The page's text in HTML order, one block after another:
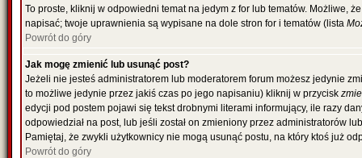
To proste, kliknij w odpowiedni temat na jedym z for lub tematów. Możliwe,
napisać; twoje uprawnienia są wypisane na dole stron for i tematów (lista
Powrót do góry
Jak mogę zmienić lub usunąć post?
Jeżeli nie jesteś administratorem lub moderatorem forum możesz jedynie
to możliwe jedynie przez jakiś czas po jego napisaniu) kliknij w przycisk
edycji pod postem pojawi się tekst drobnymi literami informujący, ile razy
odpowiedział na post, lub jeśli został on zmieniony przez administratorów
Pamiętaj, że zwykli użytkownicy nie mogą usunąć postu, na który ktoś już
Powrót do góry